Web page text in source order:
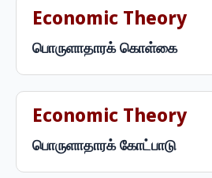
Economic Theory
பொருளாதாரக் கொள்கை
Economic Theory
பொருளாதாரக் கோட்பாடு